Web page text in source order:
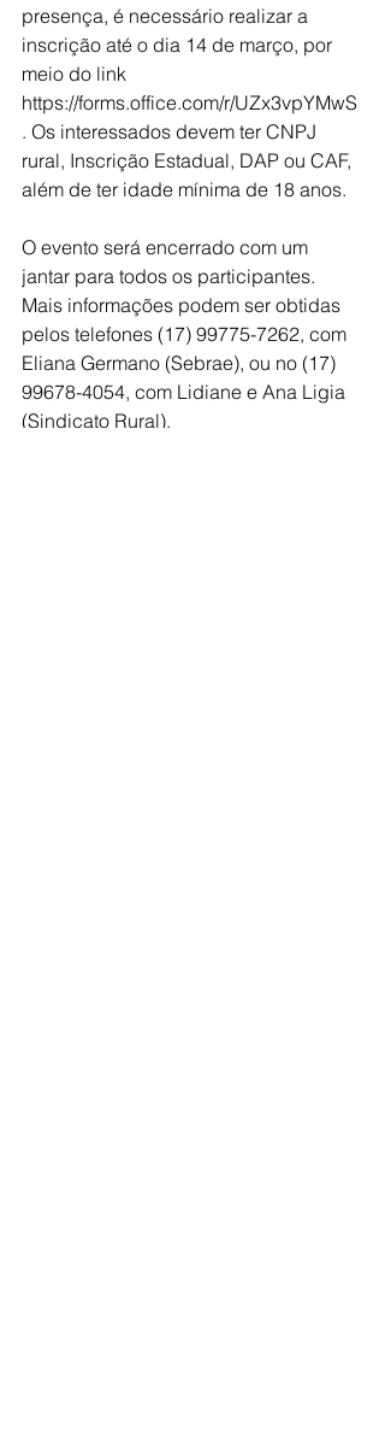
presença, é necessário realizar a
inscrição até o dia 14 de março, por
meio do link
https://forms.office.com/r/UZx3vpYMwS
. Os interessados devem ter CNPJ
rural, Inscrição Estadual, DAP ou CAF,
além de ter idade mínima de 18 anos.
O evento será encerrado com um
jantar para todos os participantes.
Mais informações podem ser obtidas
pelos telefones (17) 99775-7262, com
Eliana Germano (Sebrae), ou no (17)
99678-4054, com Lidiane e Ana Ligia
(Sindicato Rural).